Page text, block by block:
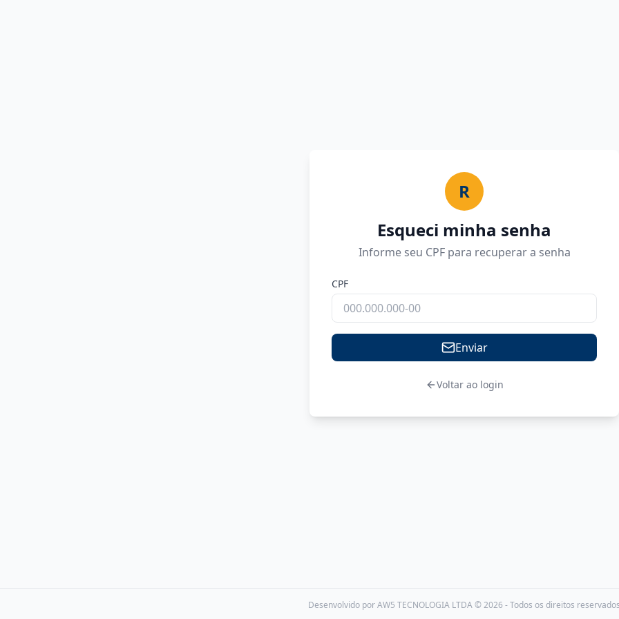
R
Esqueci minha senha
Informe seu CPF para recuperar a senha
CPF
Enviar
Voltar ao login
Desenvolvido por AW5 TECNOLOGIA LTDA © 2026 - Todos os direitos